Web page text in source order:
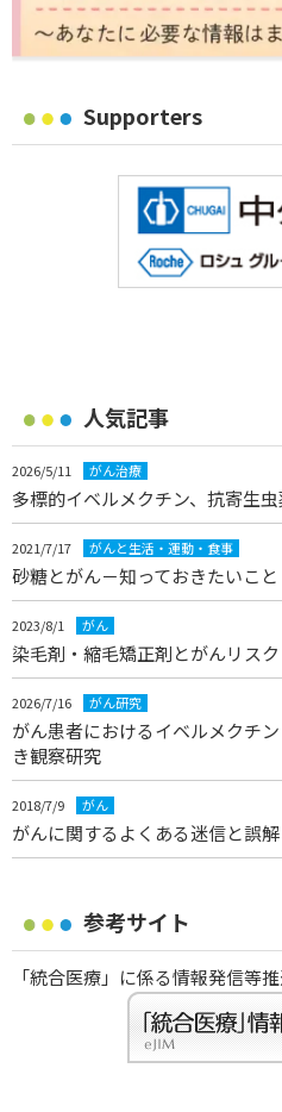
Supporters
人気記事
2026/5/11 がん治療
多標的イベルメクチン、抗寄生
2021/7/17 がんと生活・運動・食事
砂糖とがん－知っておきたいこと
2023/8/1 がん
染毛剤・縮毛矯正剤とがんリスク
2026/7/16 がん研究
がん患者におけるイベルメクチ
き観察研究
2018/7/9 がん
がんに関するよくある迷信と誤解
参考サイト
「統合医療」に係る情報発信等